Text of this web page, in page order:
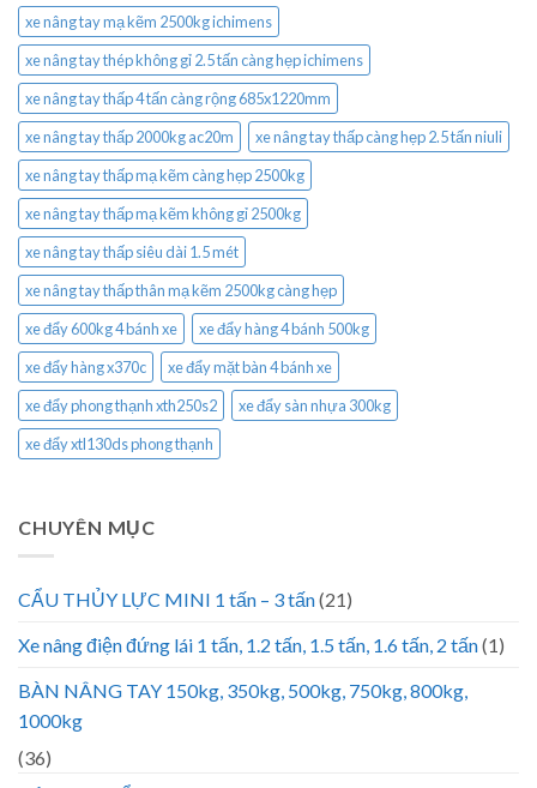
xe nâng tay mạ kẽm 2500kg ichimens
xe nâng tay thép không gỉ 2.5 tấn càng hẹp ichimens
xe nâng tay thấp 4 tấn càng rộng 685x1220mm
xe nâng tay thấp 2000kg ac20m
xe nâng tay thấp càng hẹp 2.5 tấn niuli
xe nâng tay thấp mạ kẽm càng hẹp 2500kg
xe nâng tay thấp mạ kẽm không gỉ 2500kg
xe nâng tay thấp siêu dài 1.5 mét
xe nâng tay thấp thân mạ kẽm 2500kg càng hẹp
xe đẩy 600kg 4 bánh xe
xe đẩy hàng 4 bánh 500kg
xe đẩy hàng x370c
xe đẩy mặt bàn 4 bánh xe
xe đẩy phong thạnh xth250s2
xe đẩy sàn nhựa 300kg
xe đẩy xtl130ds phong thạnh
CHUYÊN MỤC
CẨU THỦY LỰC MINI 1 tấn – 3 tấn(21)
Xe nâng điện đứng lái 1 tấn, 1.2 tấn, 1.5 tấn, 1.6 tấn, 2 tấn(1)
BÀN NÂNG TAY 150kg, 350kg, 500kg, 750kg, 800kg,
1000kg
(36)